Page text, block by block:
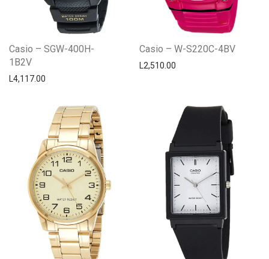
Casio – SGW-400H-
1B2V
L4,117.00
Casio – W-S220C-4BV
L2,510.00